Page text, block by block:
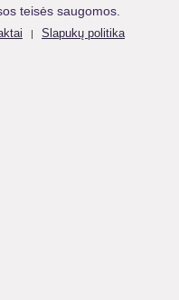
teisės saugomos.
| Slapukų politika